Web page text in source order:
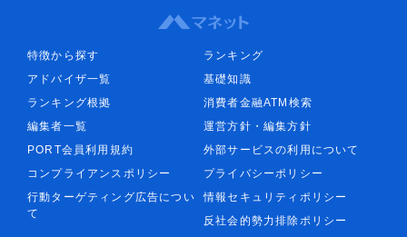
特徴から探す
ランキング
アドバイザ一覧
基礎知識
ランキング根拠
消費者金融ATM検索
編集者一覧
運営方針・編集方針
PORT会員利用規約
外部サービスの利用について
コンプライアンスポリシー
プライバシーポリシー
行動ターゲティング広告につい
て
情報セキュリティポリシー
反社会的勢力排除ポリシー